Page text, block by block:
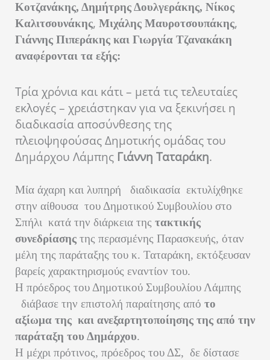
Κοτζανάκης, Δημήτρης Δουλγεράκης, Νίκος
Καλιτσουνάκης, Μιχάλης Μαυροτσουπάκης,
Γιάννης Πιπεράκης και Γιωργία Τζανακάκη
αναφέρονται τα εξής:
Τρία χρόνια και κάτι – μετά τις τελευταίες
εκλογές – χρειάστηκαν για να ξεκινήσει η
διαδικασία αποσύνθεσης της
πλειοψηφούσας Δημοτικής ομάδας του
Δημάρχου Λάμπης Γιάννη Ταταράκη.
Μία άχαρη και λυπηρή διαδικασία εκτυλίχθηκε
στην αίθουσα του Δημοτικού Συμβουλίου στο
Σπήλι κατά την διάρκεια της τακτικής
συνεδρίασης της περασμένης Παρασκευής, όταν
μέλη της παράταξης του κ. Ταταράκη, εκτόξευσαν
βαρείς χαρακτηρισμούς εναντίον του.
Η πρόεδρος του Δημοτικού Συμβουλίου Λάμπης
διάβασε την επιστολή παραίτησης από το
αξίωμα της και ανεξαρτητοποίησης της από την
παράταξη του Δημάρχου.
Η μέχρι πρότινος, πρόεδρος του ΔΣ, δε δίστασε